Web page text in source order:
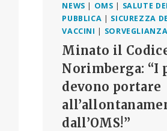
NEWS | OMS | SALUTE
PUBBLICA | SICUREZZA
VACCINI |
Minato il
Norimberga: “I
devono portare
dall’OMS!”